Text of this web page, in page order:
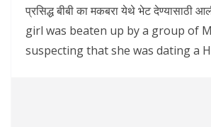
प्रसिद्ध बीबी का मकबरा येथे भेट देण्यासाठी
girl was beaten up by a group of
suspecting that she was dating a